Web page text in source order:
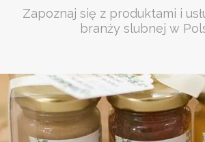
Zapoznaj się z produktami i
branży slubnej w